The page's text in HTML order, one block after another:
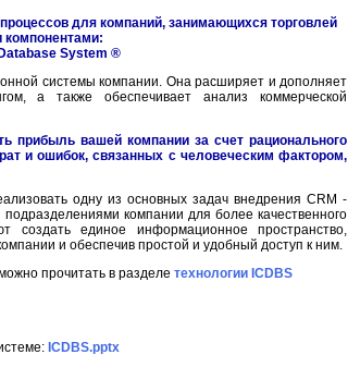
для компаний, занимающихся торговлей
System ®
системы компании. Она расширяет и дополняет
а также обеспечивает анализ коммерческой
прибыль вашей компании за счет рационального
и ошибок, связанных с человеческим фактором,
одну из основных задач внедрения CRM -
компании для более качественного
создать единое информационное пространство,
и обеспечив простой и удобный доступ к ним.
прочитать в разделе технологии ICDBS
ICDBS.pptx